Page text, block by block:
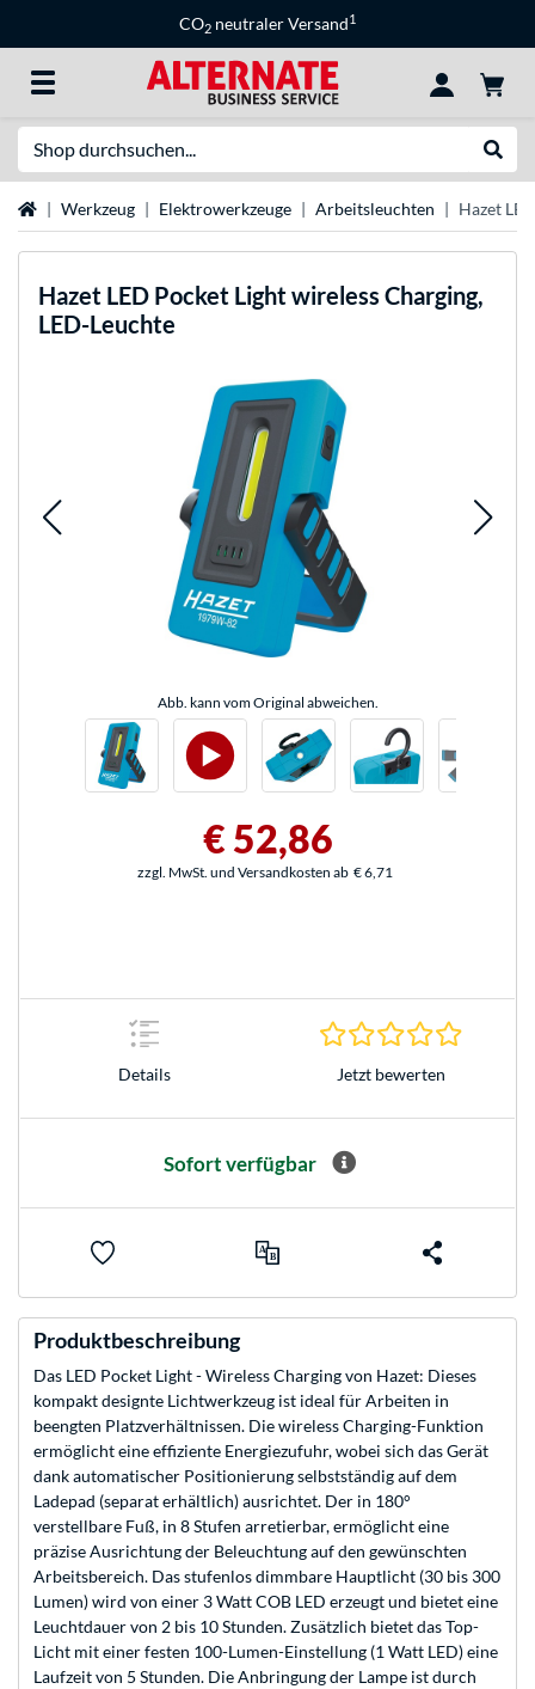
CO2 neutraler Versand1
StartseiteWerkzeug Elektrowerkzeuge Arbeitsleuchten Hazet
Hazet LED Pocket Light wireless Charging,
LED-Leuchte
Abb. kann vom Original abweichen.
€ 52,86
zzgl. MwSt. und Versandkosten ab € 6,71
Details Jetzt bewerten
Sofort verfügbar
Produktbeschreibung
Das LED Pocket Light - Wireless Charging von Hazet: Dieses
kompakt designte Lichtwerkzeug ist ideal für Arbeiten in
beengten Platzverhältnissen. Die wireless Charging-Funktion
ermöglicht eine effiziente Energiezufuhr, wobei sich das Gerät
dank automatischer Positionierung selbstständig auf dem
Ladepad (separat erhältlich) ausrichtet. Der in 180°
verstellbare Fuß, in 8 Stufen arretierbar, ermöglicht eine
präzise Ausrichtung der Beleuchtung auf den gewünschten
Arbeitsbereich. Das stufenlos dimmbare Hauptlicht (30 bis 300
Lumen) wird von einer 3 Watt COB LED erzeugt und bietet eine
Leuchtdauer von 2 bis 10 Stunden. Zusätzlich bietet das Top-
Licht mit einer festen 100-Lumen-Einstellung (1 Watt LED) eine
Laufzeit von 5 Stunden. Die Anbringung der Lampe ist durch